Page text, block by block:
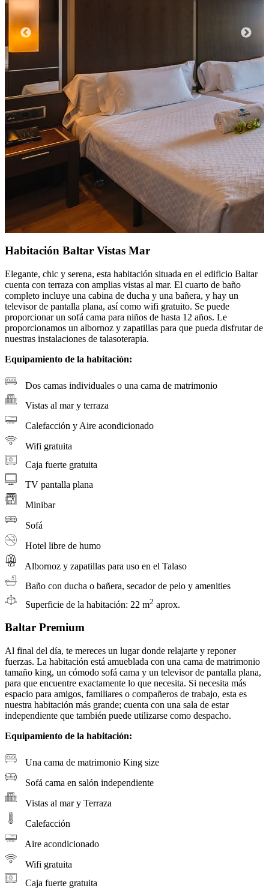
Habitación Baltar Vistas Mar
Elegante, chic y serena, esta habitación situada en el edificio Baltar
cuenta con terraza con amplias vistas al mar. El cuarto de baño
completo incluye una cabina de ducha y una bañera, y hay un
televisor de pantalla plana, así como wifi gratuito. Se puede
proporcionar un sofá cama para niños de hasta 12 años. Le
proporcionamos un albornoz y zapatillas para que pueda disfrutar de
nuestras instalaciones de talasoterapia.
Equipamiento de la habitación:
Dos camas individuales o una cama de matrimonio
Vistas al mar y terraza
Calefacción y Aire acondicionado
Wifi gratuita
Caja fuerte gratuita
TV pantalla plana
Minibar
Sofá
Hotel libre de humo
Albornoz y zapatillas para uso en el Talaso
Baño con ducha o bañera, secador de pelo y amenities
Superficie de la habitación: 22 m2 aprox.
Baltar Premium
Al final del día, te mereces un lugar donde relajarte y reponer
fuerzas. La habitación está amueblada con una cama de matrimonio
tamaño king, un cómodo sofá cama y un televisor de pantalla plana,
para que encuentre exactamente lo que necesita. Si necesita más
espacio para amigos, familiares o compañeros de trabajo, esta es
nuestra habitación más grande; cuenta con una sala de estar
independiente que también puede utilizarse como despacho.
Equipamiento de la habitación:
Una cama de matrimonio King size
Sofá cama en salón independiente
Vistas al mar y Terraza
Calefacción
Aire acondicionado
Wifi gratuita
Caja fuerte gratuita